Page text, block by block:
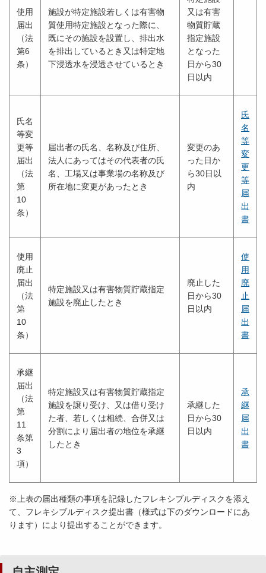
使用
届出
（法
第6
条）
施設が特定施設若しくは有害物
質使用特定施設となった際に、
既にその施設を設置し、排出水
を排出しているとき又は特定地
下浸透水を浸透させているとき
又は有害
物質貯蔵
指定施設
となった
日から30
日以内
氏名
等変
更等
届出
（法
第
10
条）
届出者の氏名、名称及び住所、
法人にあってはその代表者の氏
名、工場又は事業場の名称及び
所在地に変更があったとき
変更のあ
った日か
ら30日以
内
氏
名
等
変
更
等
届
出
書
使用
廃止
届出
（法
第
10
条）
特定施設又は有害物質貯蔵指定
施設を廃止したとき
廃止した
日から30
日以内
使
用
廃
止
届
出
書
承継
届出
（法
第
11
条第
3
項）
特定施設又は有害物質貯蔵指定
施設を譲り受け、又は借り受け
た者、若しくは相続、合併又は
分割により届出者の地位を承継
したとき
承継した
日から30
日以内
承
継
届
出
書
※上表の届出種類の事項を記録したフレキシブルディスクを添え
て、フレキシブルディスク提出書（様式は下のダウンロードにあ
ります）により提出することができます。